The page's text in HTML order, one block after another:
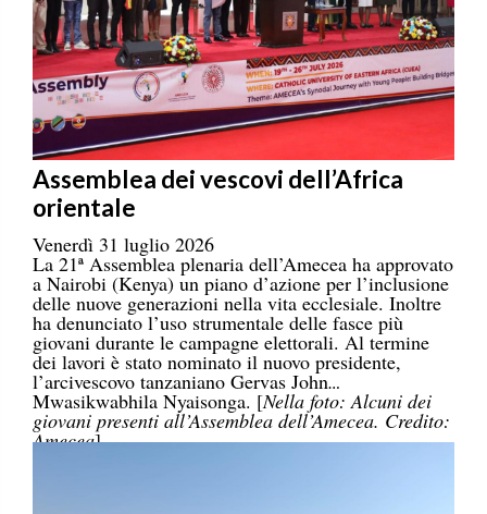
Assemblea dei vescovi dell’Africa
orientale
Venerdì 31 luglio 2026
La 21ª Assemblea plenaria dell’Amecea ha approvato
a Nairobi (Kenya) un piano d’azione per l’inclusione
delle nuove generazioni nella vita ecclesiale. Inoltre
ha denunciato l’uso strumentale delle fasce più
giovani durante le campagne elettorali. Al termine
dei lavori è stato nominato il nuovo presidente,
l’arcivescovo tanzaniano Gervas John
Mwasikwabhila Nyaisonga. [Nella foto: Alcuni dei
giovani presenti all’Assemblea dell’Amecea. Credito:
Amecea]